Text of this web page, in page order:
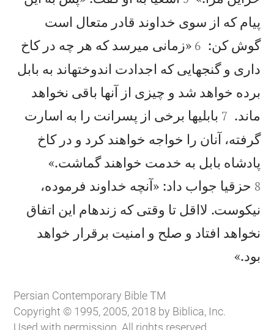
پيام كه از سوی خداوند قادر متعال است
گوش كن: 

6 «زمانی میرسد كه هر چه در كاخ
داری و گنجهايی كه اجدادت اندوختهاند به بابل
برده خواهد شد و چيزی از آنها باقی نخواهد
ماند. 

7 بابلیها برخی از پسرانت را به اسارت
گرفته، آنان را خواجه خواهند كرد و در كاخ
پادشاه بابل به خدمت خواهند گماشت.»
8 حزقيا جواب داد: «آنچه خداوند فرموده،
نيكوست. لااقل تا وقتی كه زندهام اين اتفاق
نخواهد افتاد و صلح و امنيت برقرار خواهد
بود.»
Persian Contemporary Bible TM
Copyright © 1995, 2005, 2018 by Biblica, Inc.